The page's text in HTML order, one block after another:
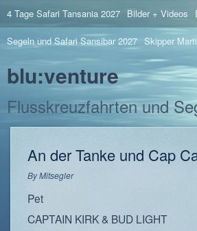
4 Tage Safari Tansania 2027 Bilder + Videos
Segeln und Safari Sansibar 2027 Skipper
blu:venture
Flusskreuzfahrten und
An der Tanke und Cap
ByMitsegler
Pet
CAPTAIN KIRK & BUD LIGHT